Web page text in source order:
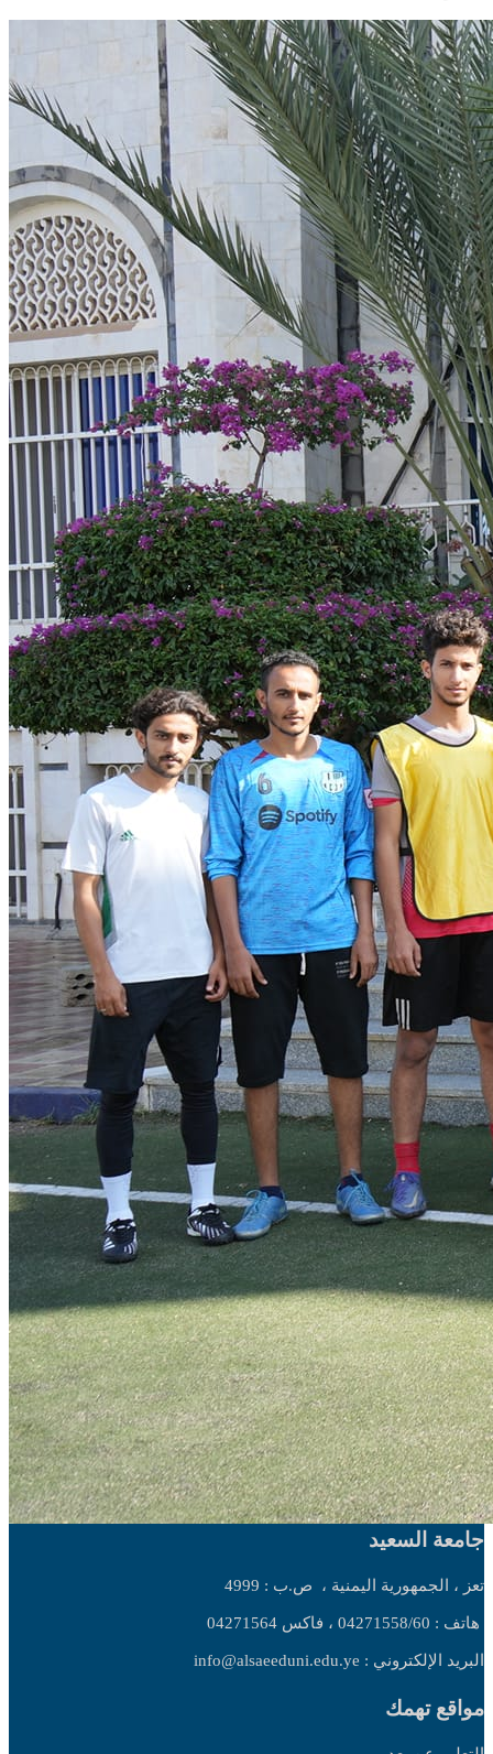
جامعة السعيد
تعز ، الجمهورية اليمنية ، ص.ب : 4999
هاتف : 04271558/60 ، فاكس 04271564
البريد الإلكتروني : info@alsaeeduni.edu.ye
مواقع تهمك